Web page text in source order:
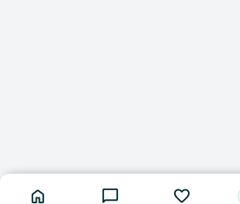
home chat_bubble favorite